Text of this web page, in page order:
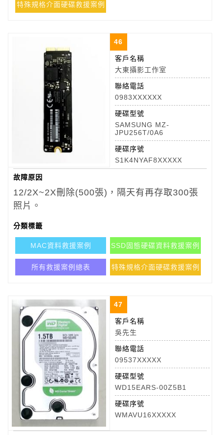
特殊規格介面硬碟救援案例
46
客戶名稱
大東攝影工作室
聯絡電話
0983XXXXXX
硬碟型號
SAMSUNG MZ-
JPU256T/0A6
硬碟序號
S1K4NYAF8XXXXX
故障原因
12/2X~2X刪除(500張)，隔天有再存取300張
照片。
分類標籤
MAC資料救援案例 SSD固態硬碟資料救援案例
所有救援案例總表 特殊規格介面硬碟救援案例
47
客戶名稱
吳先生
聯絡電話
09537XXXXX
硬碟型號
WD15EARS-00Z5B1
硬碟序號
WMAVU16XXXXX